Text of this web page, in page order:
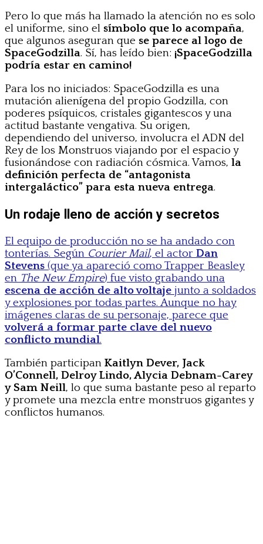
Pero lo que más ha llamado la atención no es solo
el uniforme, sino el símbolo que lo acompaña,
que algunos aseguran que se parece al logo de
SpaceGodzilla. Sí, has leído bien: ¡SpaceGodzilla
podría estar en camino!
Para los no iniciados: SpaceGodzilla es una
mutación alienígena del propio Godzilla, con
poderes psíquicos, cristales gigantescos y una
actitud bastante vengativa. Su origen,
dependiendo del universo, involucra el ADN del
Rey de los Monstruos viajando por el espacio y
fusionándose con radiación cósmica. Vamos, la
definición perfecta de “antagonista
intergaláctico” para esta nueva entrega.
Un rodaje lleno de acción y secretos
El equipo de producción no se ha andado con
tonterías. Según Courier Mail, el actor Dan
Stevens (que ya apareció como Trapper Beasley
en The New Empire) fue visto grabando una
escena de acción de alto voltaje junto a soldados
y explosiones por todas partes. Aunque no hay
imágenes claras de su personaje, parece que
volverá a formar parte clave del nuevo
conflicto mundial.
También participan Kaitlyn Dever, Jack
O’Connell, Delroy Lindo, Alycia Debnam-Carey
y Sam Neill, lo que suma bastante peso al reparto
y promete una mezcla entre monstruos gigantes y
conflictos humanos.